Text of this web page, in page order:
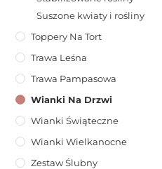
Suszone kwiaty i rośliny
Toppery Na Tort
Trawa Leśna
Trawa Pampasowa
Wianki Na Drzwi
Wianki Świąteczne
Wianki Wielkanocne
Zestaw Ślubny